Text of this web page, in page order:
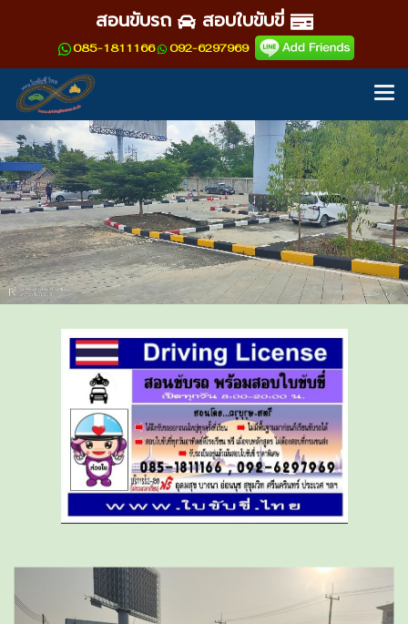
สอนขับรถ สอบใบขับขี่
085-1811166 092-6297969